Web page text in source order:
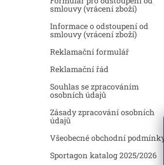
smlouvy (vrácení zboží)
Informace o odstoupení od
smlouvy (vrácení zboží)
Reklamační formulář
Reklamační řád
Souhlas se zpracováním
osobních údajů
Zásady zpracování osobních
údajů
Všeobecné obchodní podmínky
Sportagon katalog 2025/2026